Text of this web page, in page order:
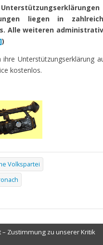
liegen in
Alle weiteren
)
Unterstützungserklärung
kostenlos.
Volkspartei
Zustimmung zu unserer Kritik